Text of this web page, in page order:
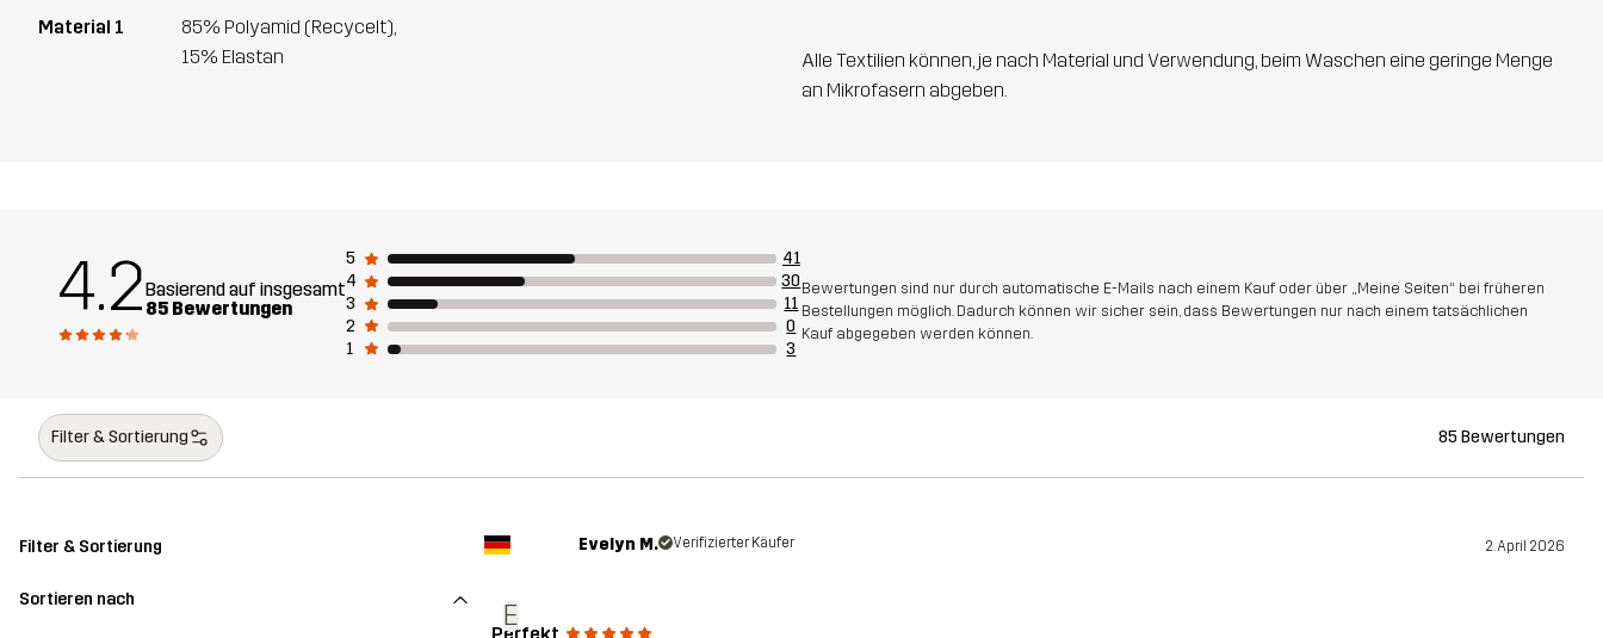
Material 1
85% Polyamid (Recycelt),
15% Elastan
Alle Textilien können, je nach Material und Verwendung, beim Waschen eine geringe Menge
an Mikrofasern abgeben.
4.2Basierend auf insgesamt
85 Bewertungen
5
41
4
30
3
11
2
0
1
3
Bewertungen sind nur durch automatische E-Mails nach einem Kauf oder über „Meine Seiten“ bei früheren
Bestellungen möglich. Dadurch können wir sicher sein, dass Bewertungen nur nach einem tatsächlichen
Kauf abgegeben werden können.
Filter & Sortierung 85 Bewertungen
Filter & Sortierung
Sortieren nach E
Evelyn M. Verifizierter Käufer 2. April 2026